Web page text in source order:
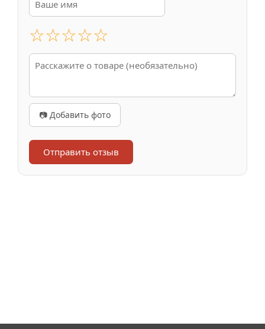
☆☆☆☆☆
📷 Добавить фото
Отправить отзыв